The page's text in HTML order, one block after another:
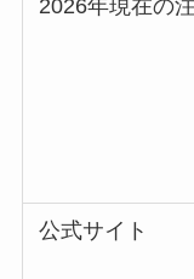
2026年現在の
公式サイト